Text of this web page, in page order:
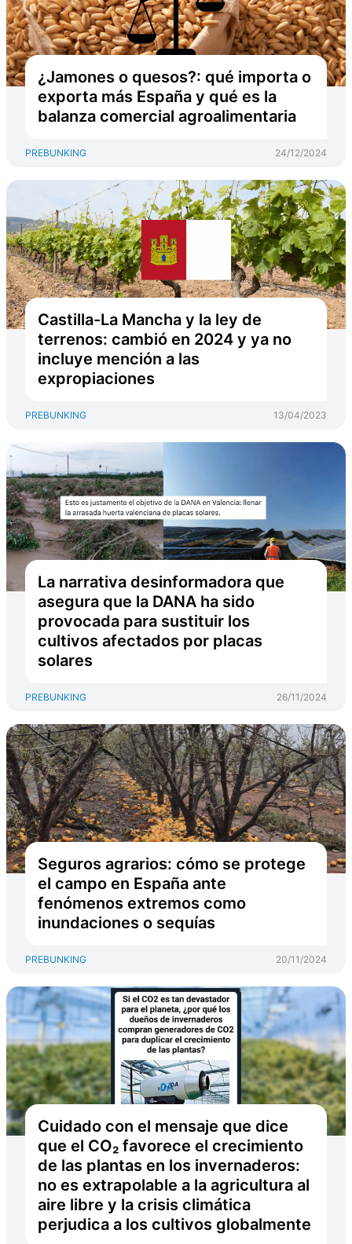
¿Jamones o quesos?: qué importa o
exporta más España y qué es la
balanza comercial agroalimentaria
PREBUNKING 24/12/2024
Castilla-La Mancha y la ley de
terrenos: cambió en 2024 y ya no
incluye mención a las
expropiaciones
PREBUNKING 13/04/2023
La narrativa desinformadora que
asegura que la DANA ha sido
provocada para sustituir los
cultivos afectados por placas
solares
PREBUNKING 26/11/2024
Seguros agrarios: cómo se protege
el campo en España ante
fenómenos extremos como
inundaciones o sequías
PREBUNKING 20/11/2024
Cuidado con el mensaje que dice
que el CO₂ favorece el crecimiento
de las plantas en los invernaderos:
no es extrapolable a la agricultura al
aire libre y la crisis climática
perjudica a los cultivos globalmente